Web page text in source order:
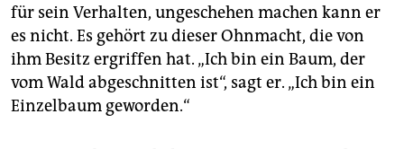
für sein Verhalten, ungeschehen machen kann er
es nicht. Es gehört zu dieser Ohnmacht, die von
ihm Besitz ergriffen hat. „Ich bin ein Baum, der
vom Wald abgeschnitten ist“, sagt er. „Ich bin ein
Einzelbaum geworden.“